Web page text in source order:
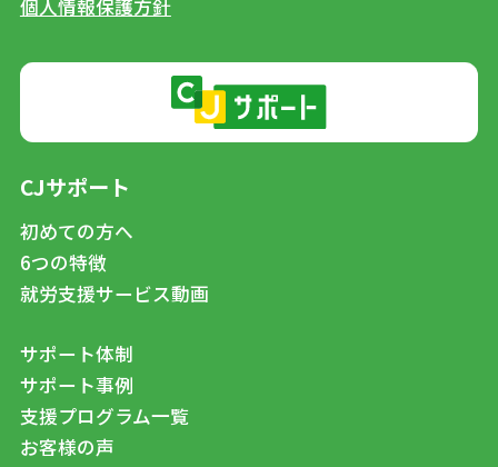
個人情報保護方針
CJサポート
初めての方へ
6つの特徴
就労支援サービス動画
サポート体制
サポート事例
支援プログラム一覧
お客様の声